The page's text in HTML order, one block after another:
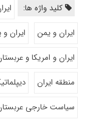
کلید واژه ها:
ایران و یمن
ایران
ایران و امریکا و
منطقه ایران
سیاست خارجی